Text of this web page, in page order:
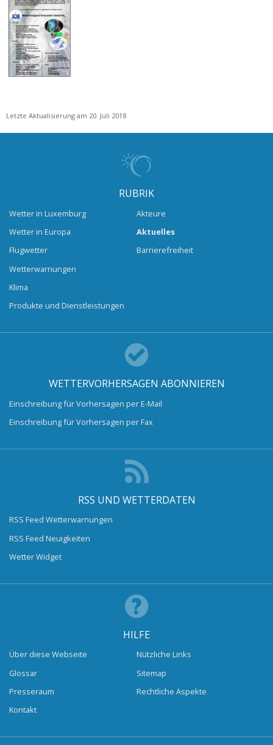
Letzte Aktualisierung am 20. Juli 2018
RUBRIK
Wetter in Luxemburg
Wetter in Europa
Flugwetter
Wetterwarnungen
Klima
Produkte und Dienstleistungen
Akteure
Aktuelles
Barrierefreiheit
WETTERVORHERSAGEN ABONNIEREN
Einschreibung für Vorhersagen per E-Mail
Einschreibung für Vorhersagen per Fax
RSS UND WETTERDATEN
RSS Feed Wetterwarnungen
RSS Feed Neuigkeiten
Wetter Widget
HILFE
Über diese Webseite
Glossar
Presseraum
Kontakt
Nützliche Links
Sitemap
Rechtliche Aspekte